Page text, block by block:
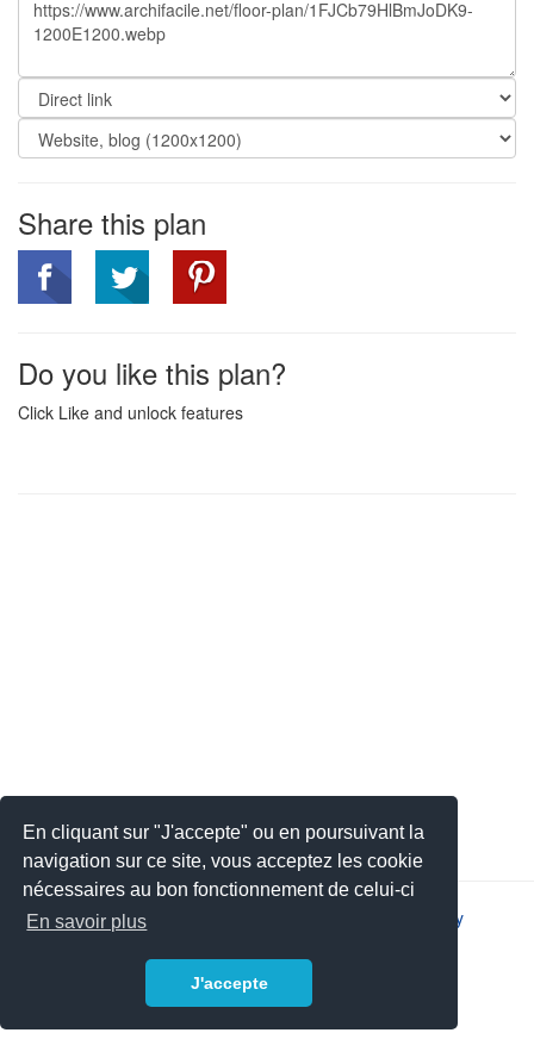
En cliquant sur "J'accepte" ou en poursuivant la
navigation sur ce site, vous acceptez les cookie
nécessaires au bon fonctionnement de celui-ci
En savoir plus
J'accepte
Share this plan
Do you like this plan?
Click Like and unlock features
2026 © JSYS | Privacy policy